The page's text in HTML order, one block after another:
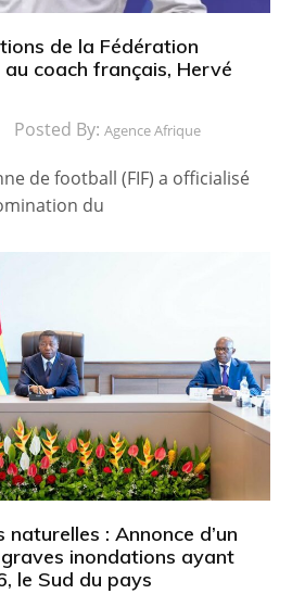
de la Fédération
coach français, Hervé
Posted By: Agence Afrique
de football (FIF) a officialisé
du
: Annonce d’un
inondations ayant
le Sud du pays